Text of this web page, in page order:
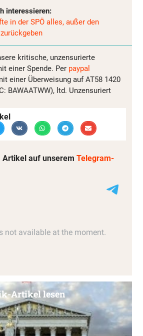
interessieren:
in der SPÖ alles, außer den
kritische, unzensurierte
einer Spende. Per paypal
einer Überweisung auf AT58 1420
BAWAATWW), ltd. Unzensuriert
auf unserem Telegram-
Artikel lesen